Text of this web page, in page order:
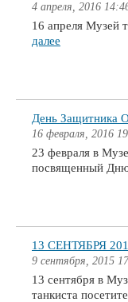
4 апреля, 2016
16 апреля Музей
далее
День Защитника
16 февраля, 2016
23 февраля в
посвященный
13 СЕНТЯБРЯ
9 сентября, 2015
13 сентября в
танкиста